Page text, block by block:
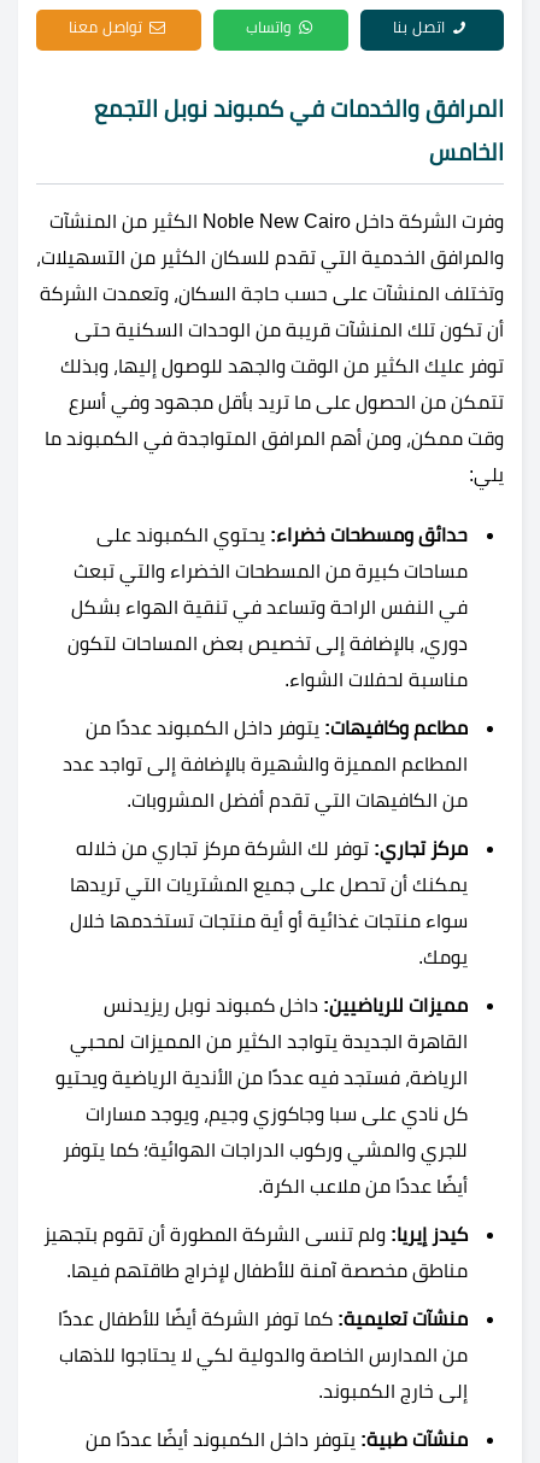
اتصل بنا واتساب تواصل معنا
المرافق والخدمات في كمبوند نوبل التجمع
الخامس
وفرت الشركة داخل Noble New Cairo الكثير من المنشآت
والمرافق الخدمية التي تقدم للسكان الكثير من التسهيلات،
وتختلف المنشآت على حسب حاجة السكان، وتعمدت الشركة
أن تكون تلك المنشآت قريبة من الوحدات السكنية حتى
توفر عليك الكثير من الوقت والجهد للوصول إليها، وبذلك
تتمكن من الحصول على ما تريد بأقل مجهود وفي أسرع
وقت ممكن، ومن أهم المرافق المتواجدة في الكمبوند ما
يلي:
حدائق ومسطحات خضراء: يحتوي الكمبوند على
مساحات كبيرة من المسطحات الخضراء والتي تبعث
في النفس الراحة وتساعد في تنقية الهواء بشكل
دوري، بالإضافة إلى تخصيص بعض المساحات لتكون
مناسبة لحفلات الشواء.
مطاعم وكافيهات: يتوفر داخل الكمبوند عددًا من
المطاعم المميزة والشهيرة بالإضافة إلى تواجد عدد
من الكافيهات التي تقدم أفضل المشروبات.
مركز تجاري: توفر لك الشركة مركز تجاري من خلاله
يمكنك أن تحصل على جميع المشتريات التي تريدها
سواء منتجات غذائية أو أية منتجات تستخدمها خلال
يومك.
مميزات للرياضيين: داخل كمبوند نوبل ريزيدنس
القاهرة الجديدة يتواجد الكثير من المميزات لمحبي
الرياضة، فستجد فيه عددًا من الأندية الرياضية ويحتيو
كل نادي على سبا وجاكوزي وجيم، ويوجد مسارات
للجري والمشي وركوب الدراجات الهوائية؛ كما يتوفر
أيضًا عددًا من ملاعب الكرة.
كيدز إيريا: ولم تنسى الشركة المطورة أن تقوم بتجهيز
مناطق مخصصة آمنة للأطفال لإخراج طاقتهم فيها.
منشآت تعليمية: كما توفر الشركة أيضًا للأطفال عددًا
من المدارس الخاصة والدولية لكي لا يحتاجوا للذهاب
إلى خارج الكمبوند.
منشآت طبية: يتوفر داخل الكمبوند أيضًا عددًا من